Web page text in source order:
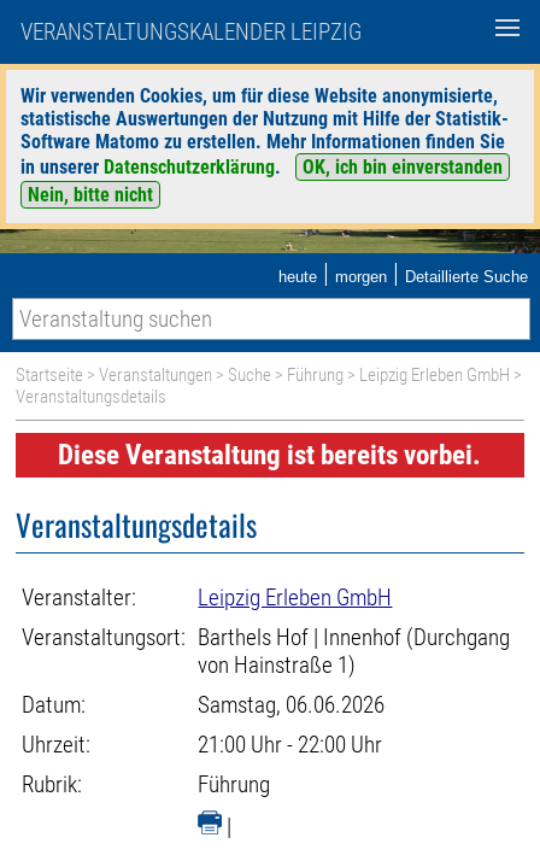
VERANSTALTUNGSKALENDER LEIPZIG
Wir verwenden Cookies, um für diese Website anonymisierte,
statistische Auswertungen der Nutzung mit Hilfe der Statistik-
Software Matomo zu erstellen. Mehr Informationen finden Sie
in unserer Datenschutzerklärung.
OK, ich bin einverstanden
Nein, bitte nicht
heute | morgen | Detaillierte Suche
Startseite >Veranstaltungen > Suche > Führung > Leipzig Erleben GmbH >
Veranstaltungsdetails
Diese Veranstaltung ist bereits vorbei.
Veranstaltungsdetails
Veranstalter:
Leipzig Erleben GmbH
Veranstaltungsort: Barthels Hof | Innenhof (Durchgang
von Hainstraße 1)
Datum:
Samstag, 06.06.2026
Uhrzeit:
21:00 Uhr - 22:00 Uhr
Rubrik:
Führung
|